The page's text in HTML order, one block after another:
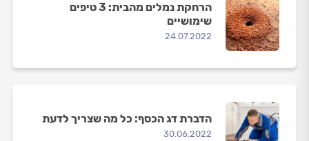
הרחקת נמלים מהבית: 3 טיפים
שימושיים
24.07.2022
הדברת דג הכסף: כל מה שצריך לדעת
30.06.2022